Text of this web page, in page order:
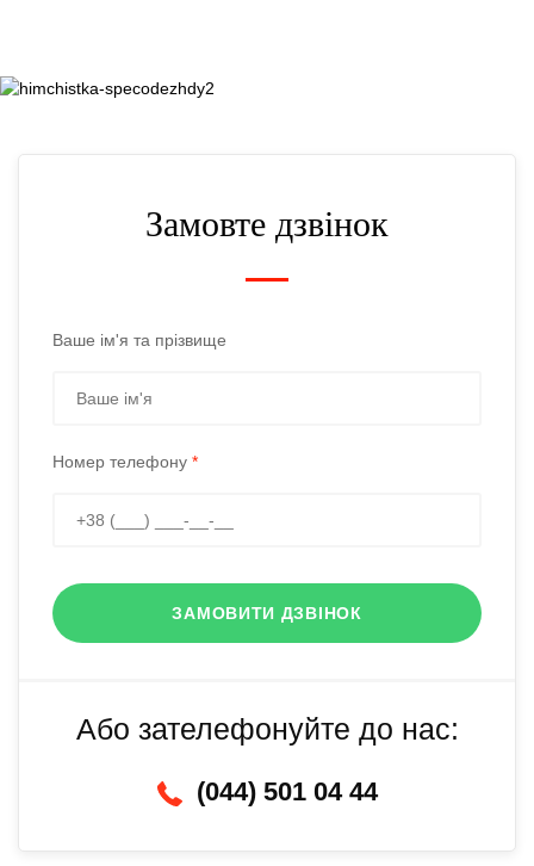
Замовте дзвінок
Ваше ім'я та прізвище
Номер телефону *
ЗАМОВИТИ ДЗВІНОК
Або зателефонуйте до нас:
(044) 501 04 44